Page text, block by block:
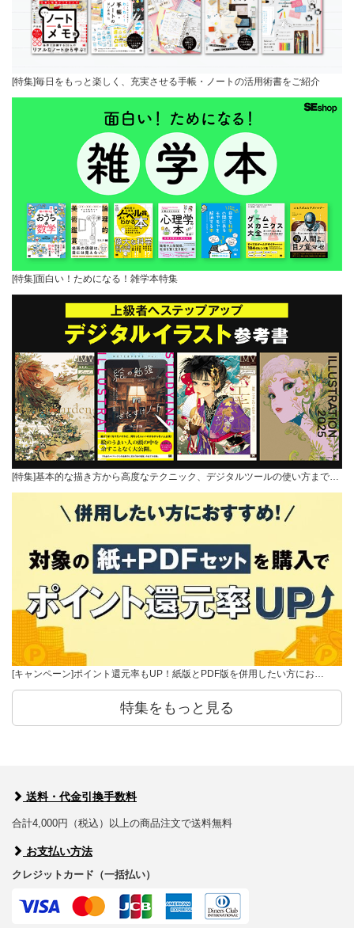
[特集]毎日をもっと楽しく、充実させる手帳・ノートの活用術書をご紹介
[特集]面白い！ためになる！雑学本特集
[特集]基本的な描き方から高度なテクニック、デジタルツールの使い方まで…
[キャンペーン]ポイント還元率もUP！紙版とPDF版を併用したい方にお…
特集をもっと見る
送料・代金引換手数料
合計4,000円（税込）以上の商品注文で送料無料
お支払い方法
クレジットカード（一括払い）